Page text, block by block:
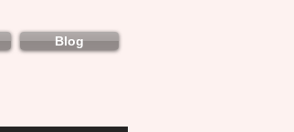
Blog